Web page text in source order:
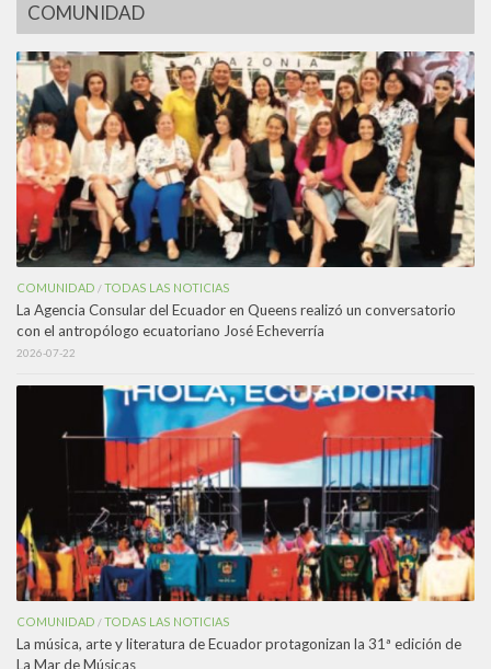
COMUNIDAD
COMUNIDAD /TODAS LAS NOTICIAS
La Agencia Consular del Ecuador en Queens realizó un conversatorio
con el antropólogo ecuatoriano José Echeverría
2026-07-22
COMUNIDAD /TODAS LAS NOTICIAS
La música, arte y literatura de Ecuador protagonizan la 31ª edición de
La Mar de Músicas